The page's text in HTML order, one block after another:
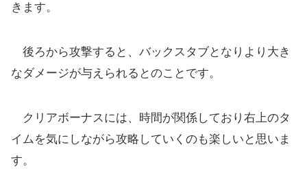
きます。
後ろから攻撃すると、バックスタブとなりより大き
なダメージが与えられるとのことです。
クリアボーナスには、時間が関係しており右上のタ
イムを気にしながら攻略していくのも楽しいと思いま
す。